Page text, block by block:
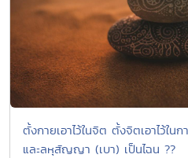
ตั้งกายเอาไว้ในจิต ตั้งจิตเอาไว้ใ
และลหุสัญญา (เบา) เป็นไฉน ??